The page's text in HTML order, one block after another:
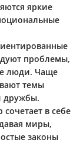
яркие
проблемы,
люди. Чаще
темы
дружбы.
сочетает в себе
миры,
законы